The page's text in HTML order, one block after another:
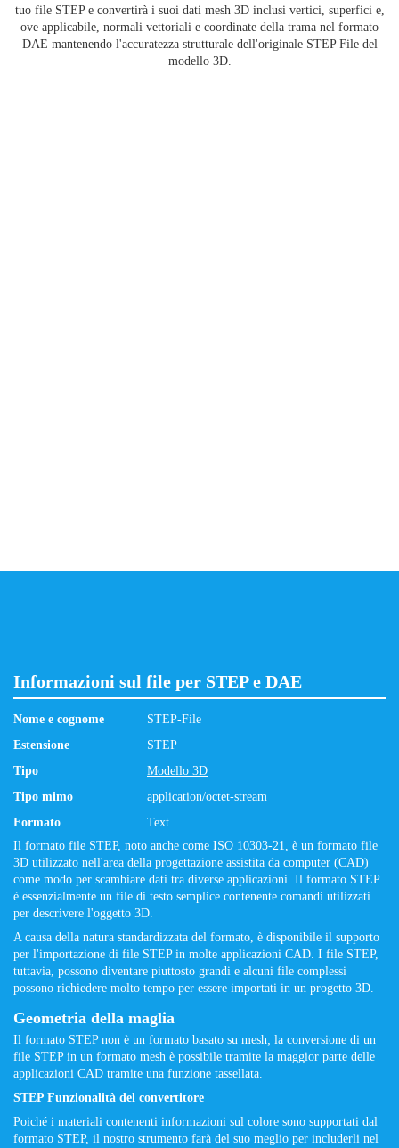
tuo file STEP e convertirà i suoi dati mesh 3D inclusi vertici, superfici e,
ove applicabile, normali vettoriali e coordinate della trama nel formato
DAE mantenendo l'accuratezza strutturale dell'originale STEP File del
modello 3D.
Informazioni sul file per STEP e DAE
Nome e cognome
STEP-File
Estensione
STEP
Tipo
Modello 3D
Tipo mimo
application/octet-stream
Formato
Text
Il formato file STEP, noto anche come ISO 10303-21, è un formato file
3D utilizzato nell'area della progettazione assistita da computer (CAD)
come modo per scambiare dati tra diverse applicazioni. Il formato STEP
è essenzialmente un file di testo semplice contenente comandi utilizzati
per descrivere l'oggetto 3D.
A causa della natura standardizzata del formato, è disponibile il supporto
per l'importazione di file STEP in molte applicazioni CAD. I file STEP,
tuttavia, possono diventare piuttosto grandi e alcuni file complessi
possono richiedere molto tempo per essere importati in un progetto 3D.
Geometria della maglia
Il formato STEP non è un formato basato su mesh; la conversione di un
file STEP in un formato mesh è possibile tramite la maggior parte delle
applicazioni CAD tramite una funzione tassellata.
STEP Funzionalità del convertitore
Poiché i materiali contenenti informazioni sul colore sono supportati dal
formato STEP, il nostro strumento farà del suo meglio per includerli nel